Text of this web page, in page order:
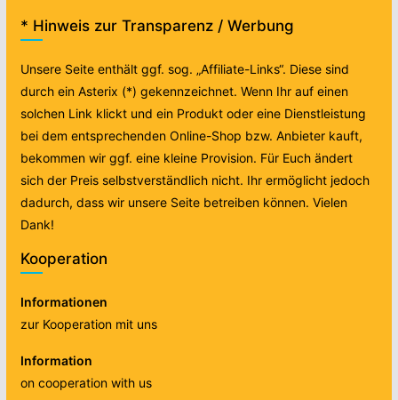
* Hinweis zur Transparenz / Werbung
Unsere Seite enthält ggf. sog. „Affiliate-Links“. Diese sind
durch ein Asterix (*) gekennzeichnet. Wenn Ihr auf einen
solchen Link klickt und ein Produkt oder eine Dienstleistung
bei dem entsprechenden Online-Shop bzw. Anbieter kauft,
bekommen wir ggf. eine kleine Provision. Für Euch ändert
sich der Preis selbstverständlich nicht. Ihr ermöglicht jedoch
dadurch, dass wir unsere Seite betreiben können. Vielen
Dank!
Kooperation
Informationen
zur Kooperation mit uns
Information
on cooperation with us